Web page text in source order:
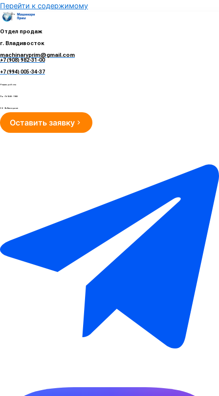
Перейти к содержимому
Отдел продаж
г. Владивосток
machinaryprim@gmail.com
+7 (908) 982-31-00
+7 (994) 005-34-37
Режим работы
Пн - Пт 10:00 - 19:00
Сб - Вс Выходные
Оставить заявку